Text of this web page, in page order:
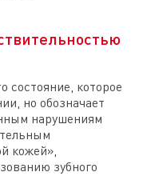
состояние, которое
но обозначает
нарушениям
кожей»,
зубного